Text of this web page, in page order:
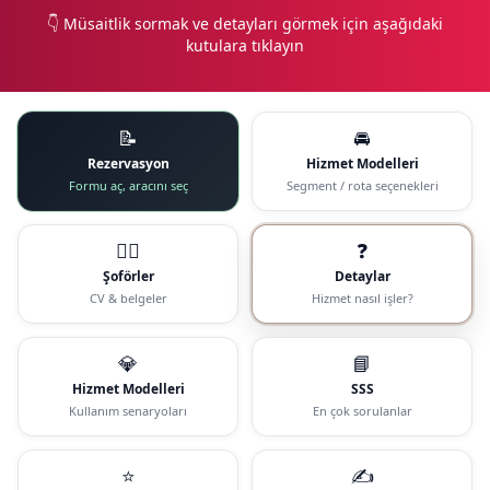
👇 Müsaitlik sormak ve detayları görmek için aşağıdaki
kutulara tıklayın
📝
Rezervasyon
Formu aç, aracını seç
🚘
Hizmet Modelleri
Segment / rota seçenekleri
🧑‍✈️
Şoförler
CV & belgeler
❓
Detaylar
Hizmet nasıl işler?
💎
Hizmet Modelleri
Kullanım senaryoları
📘
SSS
En çok sorulanlar
⭐ ✍️